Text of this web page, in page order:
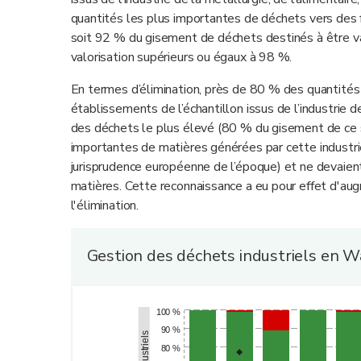
quantités les plus importantes de déchets vers
soit 92 % du gisement de déchets destinés à être
valorisation supérieurs ou égaux à 98 %.
En termes d’élimination, près de 80 % des
établissements de l’échantillon issus de l’industrie
des déchets le plus élevé (80 % du gisement de
importantes de matières générées par cette
jurisprudence européenne de l’époque) et ne
matières. Cette reconnaissance a eu pour effet
l'élimination.
Gestion des déchets industriels en
80 %
90 %
100 %